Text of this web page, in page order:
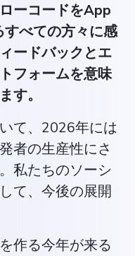
ーコードをApp
べての方々に感
ードバックとエ
フォームを意味
す。
て、2026年には
者の生産性にさ
私たちのソーシ
て、今後の展開
作る今年が来る